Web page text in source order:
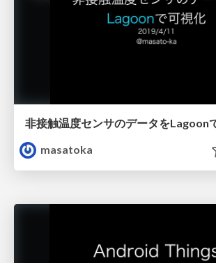
非接触温度センサのデータをLagoon
masatoka